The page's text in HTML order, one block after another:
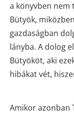
a könyvben nem
Bütyök,
gazdaságban
lányba. A dolog
Bütyököt, aki
hibákat vét,
Amikor azonban